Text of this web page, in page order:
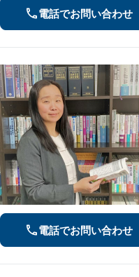
電話でお問い合わせ
電話でお問い合わせ